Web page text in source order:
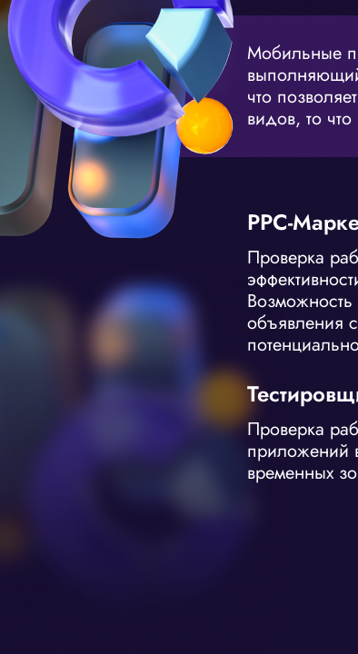
Мобильные
что
видов, то
PPC-
Проверка
объявления
Проверка
приложений
временных